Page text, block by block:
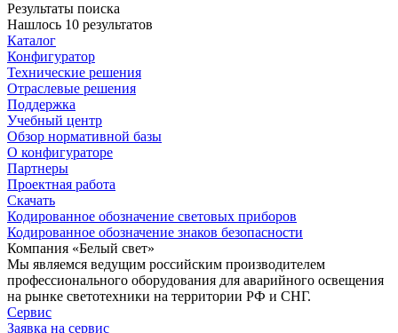
Результаты поиска
Нашлось 10 результатов
Каталог
Конфигуратор
Технические решения
Отраслевые решения
Поддержка
Учебный центр
Обзор нормативной базы
О конфигураторе
Партнеры
Проектная работа
Скачать
Кодированное обозначение световых приборов
Кодированное обозначение знаков безопасности
Компания «Белый свет»
Мы являемся ведущим российским производителем
профессионального оборудования для аварийного освещения
на рынке светотехники на территории РФ и СНГ.
Сервис
Заявка на сервис